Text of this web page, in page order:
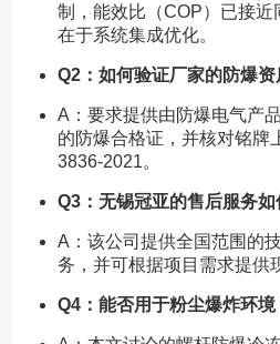
制，能效比（COP）已接
在于系统集成优化。
Q2：如何验证厂家的防爆资
A：要求提供由防爆电气产
的防爆合格证，并核对铭牌
3836-2021。
Q3：无锡冠亚的售后服务如
A：该公司提供全国范围的
务，并可根据项目需求提供
Q4：能否用于粉尘爆炸环境